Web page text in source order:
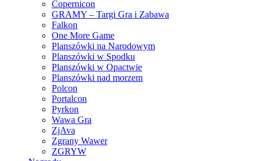
Copernicon
GRAMY – Targi Gra i Zabawa
Falkon
One More Game
Planszówki na Narodowym
Planszówki w Spodku
Planszówki w Opactwie
Planszówki nad morzem
Polcon
Portalcon
Pyrkon
Wawa Gra
ZjAva
Zgrany Wawer
ZGRYW